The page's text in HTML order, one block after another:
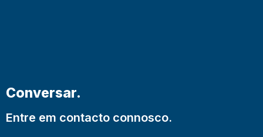
Conversar.
Entre em contacto connosco.